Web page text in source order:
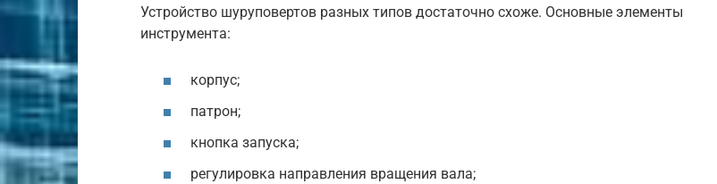
Устройство шуруповертов разных типов достаточно схоже. Основные элементы
инструмента:
корпус;
патрон;
кнопка запуска;
регулировка направления вращения вала;